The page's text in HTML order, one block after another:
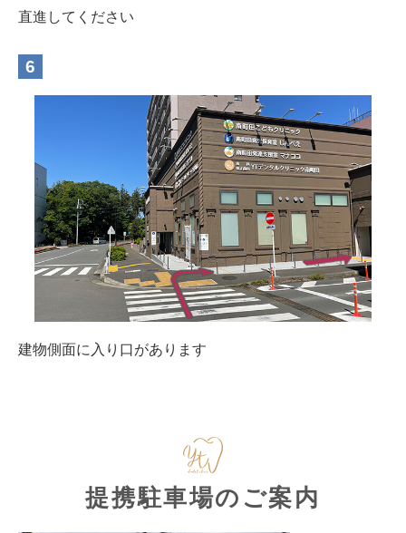
直進してください
建物側面に入り口があります
提携駐車場のご案内